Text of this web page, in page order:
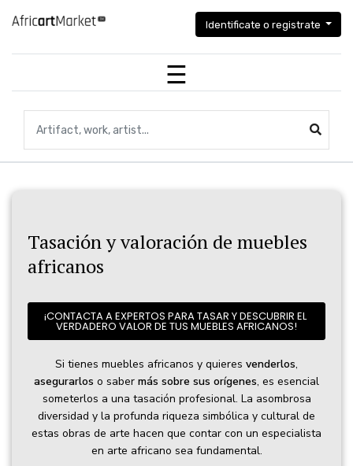
Identificate o registrate
Tasación y valoración de muebles
africanos
¡CONTACTA A EXPERTOS PARA TASAR Y DESCUBRIR EL
VERDADERO VALOR DE TUS MUEBLES AFRICANOS!
Si tienes muebles africanos y quieres venderlos,
asegurarlos o saber más sobre sus orígenes, es esencial
someterlos a una tasación profesional. La asombrosa
diversidad y la profunda riqueza simbólica y cultural de
estas obras de arte hacen que contar con un especialista
en arte africano sea fundamental.